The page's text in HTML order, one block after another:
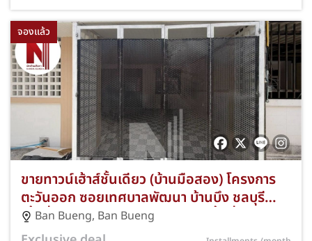
จองแล้ว
ขายทาวน์เฮ้าส์ชั้นเดียว (บ้านมือสอง) โครงการ
ตะวันออก ซอยเทศบาลพัฒนา บ้านบึง ชลบุรี
เนื้อที่ 22 ตร.ว. 2 ห้องนอน 1 ห้องน้ำ ที่จอดรถ 1
คัน ทำเลใจกลางชุมชน ใกล้โลตัสบ้านบึง บิ๊กซี
Ban Bueng, Ban Bueng